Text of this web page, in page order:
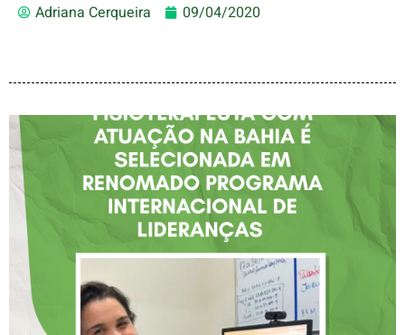
Adriana Cerqueira 09/04/2020
FISIOTERAPEUTA COM
ATUAÇÃO NA BAHIA É
SELECIONADA EM
RENOMADO PROGRAMA
INTERNACIONAL DE
LIDERANÇAS